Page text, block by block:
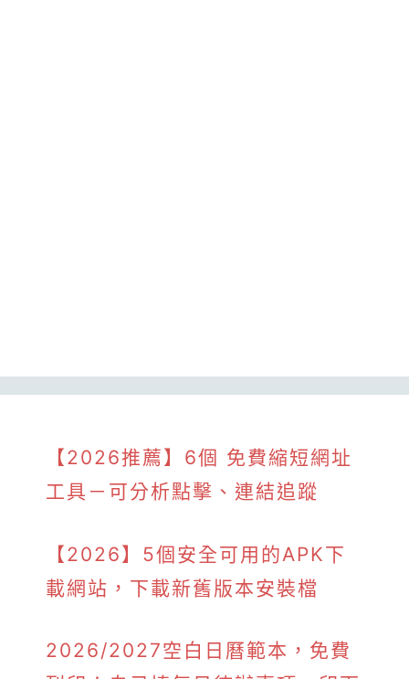
【2026推薦】6個 免費縮短網址
工具－可分析點擊、連結追蹤
【2026】5個安全可用的APK下
載網站，下載新舊版本安裝檔
2026/2027空白日曆範本，免費